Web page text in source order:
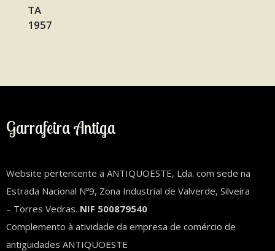
Garrafeira Antiga
Website pertencente a ANTIQUOESTE, Lda. com sede na
Estrada Nacional Nº9, Zona Industrial de Valverde, Silveira
– Torres Vedras. NIF 500879540
Complemento à atividade da empresa de comércio de
antiguidades ANTIQUOESTE